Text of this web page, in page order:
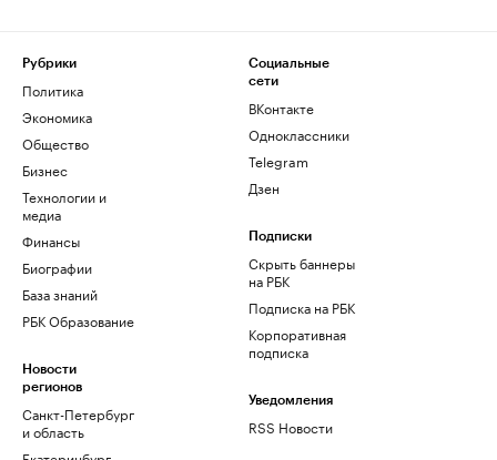
Рубрики
Политика
Экономика
Общество
Бизнес
Технологии и
медиа
Финансы
Биографии
База знаний
РБК Образование
Новости
регионов
Санкт-Петербург
и область
Социальные
сети
ВКонтакте
Одноклассники
Telegram
Дзен
Подписки
Скрыть баннеры
на РБК
Подписка на РБК
Корпоративная
подписка
Уведомления
RSS Новости